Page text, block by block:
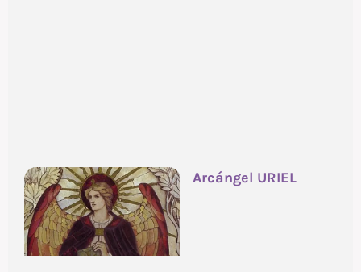
Arcángel URIEL